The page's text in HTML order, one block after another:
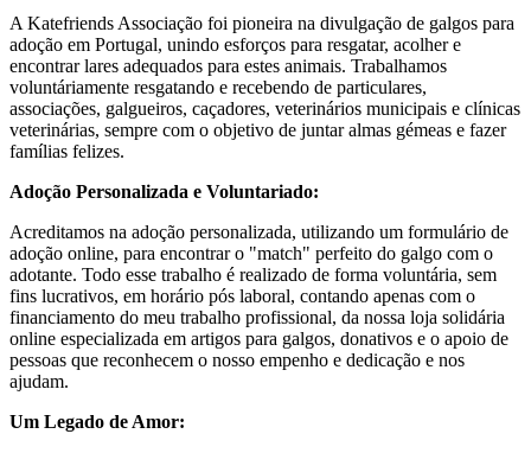
A Katefriends Associação foi pioneira na divulgação de galgos para
adoção em Portugal, unindo esforços para resgatar, acolher e
encontrar lares adequados para estes animais. Trabalhamos
voluntáriamente resgatando e recebendo de particulares,
associações, galgueiros, caçadores, veterinários municipais e clínicas
veterinárias, sempre com o objetivo de juntar almas gémeas e fazer
famílias felizes.
Adoção Personalizada e Voluntariado:
Acreditamos na adoção personalizada, utilizando um formulário de
adoção online, para encontrar o "match" perfeito do galgo com o
adotante. Todo esse trabalho é realizado de forma voluntária, sem
fins lucrativos, em horário pós laboral, contando apenas com o
financiamento do meu trabalho profissional, da nossa loja solidária
online especializada em artigos para galgos, donativos e o apoio de
pessoas que reconhecem o nosso empenho e dedicação e nos
ajudam.
Um Legado de Amor: